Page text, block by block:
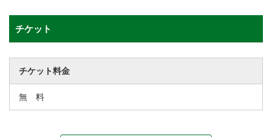
チケット
チケット料金
無 料